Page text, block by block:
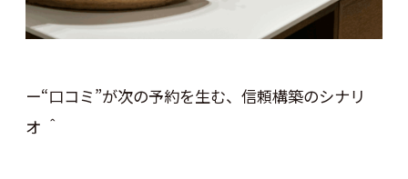
ー“口コミ”が次の予約を生む、信頼構築のシナリ
オ ＾